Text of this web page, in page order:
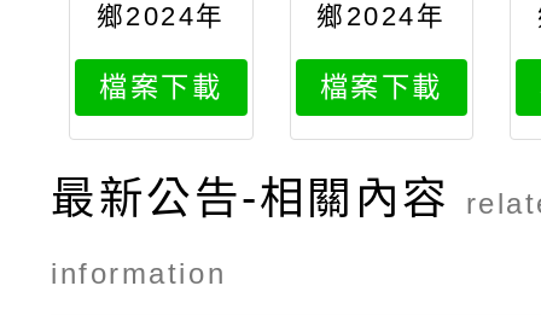
鄉2024年
愛護河川珍
惜水資源宣
導暨紫斑蝶
季活動宣傳
海報
檔案下載
鄉2024年
愛護河川珍
惜水資源宣
導暨紫斑蝶
季活動活動
時間
檔案下載
最新公告-相關內容
information